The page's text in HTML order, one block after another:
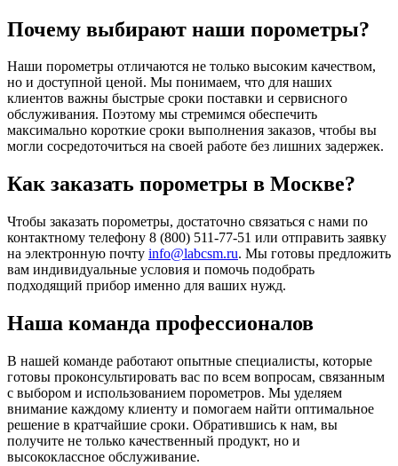
Почему выбирают наши порометры?
Наши порометры отличаются не только высоким качеством,
но и доступной ценой. Мы понимаем, что для наших
клиентов важны быстрые сроки поставки и сервисного
обслуживания. Поэтому мы стремимся обеспечить
максимально короткие сроки выполнения заказов, чтобы вы
могли сосредоточиться на своей работе без лишних задержек.
Как заказать порометры в Москве?
Чтобы заказать порометры, достаточно связаться с нами по
контактному телефону 8 (800) 511-77-51 или отправить заявку
на электронную почту info@labcsm.ru. Мы готовы предложить
вам индивидуальные условия и помочь подобрать
подходящий прибор именно для ваших нужд.
Наша команда профессионалов
В нашей команде работают опытные специалисты, которые
готовы проконсультировать вас по всем вопросам, связанным
с выбором и использованием порометров. Мы уделяем
внимание каждому клиенту и помогаем найти оптимальное
решение в кратчайшие сроки. Обратившись к нам, вы
получите не только качественный продукт, но и
высококлассное обслуживание.